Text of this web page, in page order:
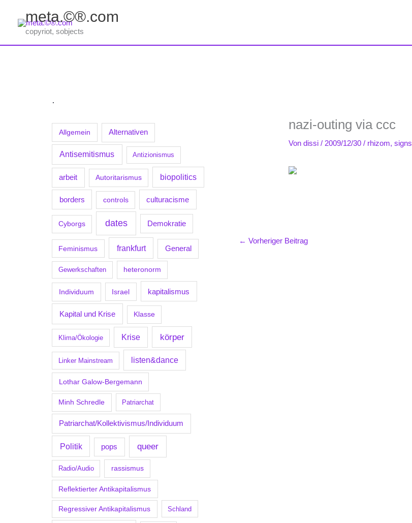
springen
meta.©®.com
copyriot, sobjects
.
Allgemein Alternativen
Antisemitismus Antizionismus
arbeit Autoritarismus biopolitics
borders controls culturacisme
Cyborgs dates Demokratie
Feminismus frankfurt General
Gewerkschaften heteronorm
Individuum Israel kapitalismus
Kapital und Krise Klasse
Klima/Ökologie Krise körper
Linker Mainstream listen&dance
Lothar Galow-Bergemann
Minh Schredle Patriarchat
Patriarchat/Kollektivismus/Individuum
Politik pops queer
Radio/Audio rassismus
Reflektierter Antikapitalismus
Regressiver Antikapitalismus Schland
nazi-outing via ccc
Vondissi/ 2009/12/30/ rhizom,signs
← Vorheriger Beitrag